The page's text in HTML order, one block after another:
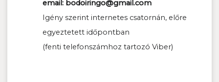
email: bodoiringo@gmail.com
Igény szerint internetes csatornán, előre
egyeztetett időpontban
(fenti telefonszámhoz tartozó Viber)